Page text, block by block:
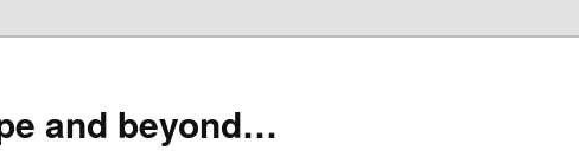
and beyond…